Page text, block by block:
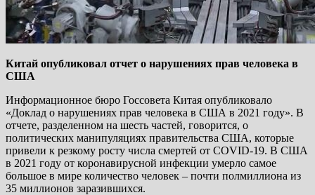
Китай опубликовал отчет о нарушениях прав человека в
США
Информационное бюро Госсовета Китая опубликовало
«Доклад о нарушениях прав человека в США в 2021 году». В
отчете, разделенном на шесть частей, говорится, о
политических манипуляциях правительства США, которые
привели к резкому росту числа смертей от COVID-19. В США
в 2021 году от коронавирусной инфекции умерло самое
большое в мире количество человек – почти полмиллиона из
35 миллионов заразившихся.